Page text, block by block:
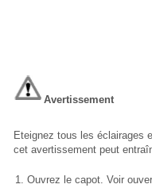
Avertissement
Eteignez tous les éclairages
cet avertissement peut
Ouvrez le capot. Voir